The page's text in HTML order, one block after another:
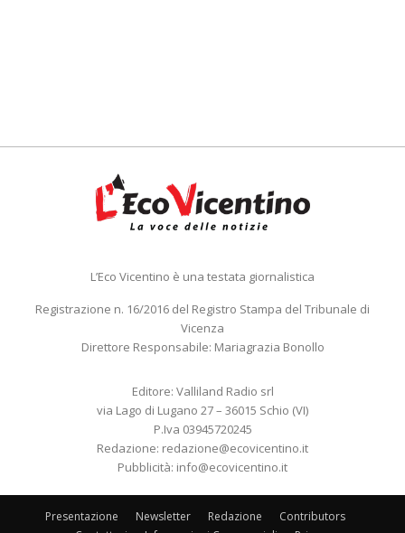
L’Eco Vicentino è una testata giornalistica
Registrazione n. 16/2016 del Registro Stampa del Tribunale di
Vicenza
Direttore Responsabile: Mariagrazia Bonollo
Editore: Valliland Radio srl
via Lago di Lugano 27 – 36015 Schio (VI)
P.Iva 03945720245
Redazione: redazione@ecovicentino.it
Pubblicità: info@ecovicentino.it
Presentazione Newsletter Redazione
Contributors